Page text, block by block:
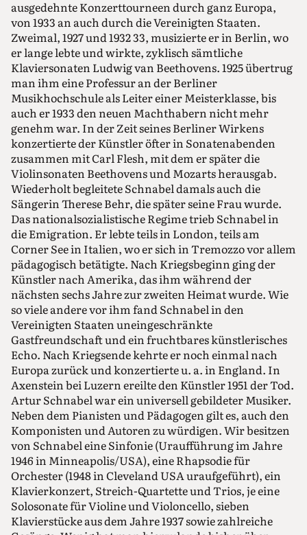
ausgedehnte Konzerttourneen durch ganz Europa,
von 1933 an auch durch die Vereinigten Staaten.
Zweimal, 1927 und 1932 33, musizierte er in Berlin, wo
er lange lebte und wirkte, zyklisch sämtliche
Klaviersonaten Ludwig van Beethovens. 1925 übertrug
man ihm eine Professur an der Berliner
Musikhochschule als Leiter einer Meisterklasse, bis
auch er 1933 den neuen Machthabern nicht mehr
genehm war. In der Zeit seines Berliner Wirkens
konzertierte der Künstler öfter in Sonatenabenden
zusammen mit Carl Flesh, mit dem er später die
Violinsonaten Beethovens und Mozarts herausgab.
Wiederholt begleitete Schnabel damals auch die
Sängerin Therese Behr, die später seine Frau wurde.
Das nationalsozialistische Regime trieb Schnabel in
die Emigration. Er lebte teils in London, teils am
Corner See in Italien, wo er sich in Tremozzo vor allem
pädagogisch betätigte. Nach Kriegsbeginn ging der
Künstler nach Amerika, das ihm während der
nächsten sechs Jahre zur zweiten Heimat wurde. Wie
so viele andere vor ihm fand Schnabel in den
Vereinigten Staaten uneingeschränkte
Gastfreundschaft und ein fruchtbares künstlerisches
Echo. Nach Kriegsende kehrte er noch einmal nach
Europa zurück und konzertierte u. a. in England. In
Axenstein bei Luzern ereilte den Künstler 1951 der Tod.
Artur Schnabel war ein universell gebildeter Musiker.
Neben dem Pianisten und Pädagogen gilt es, auch den
Komponisten und Autoren zu würdigen. Wir besitzen
von Schnabel eine Sinfonie (Uraufführung im Jahre
1946 in Minneapolis/USA), eine Rhapsodie für
Orchester (1948 in Cleveland USA uraufgeführt), ein
Klavierkonzert, Streich-Quartette und Trios, je eine
Solosonate für Violine und Violoncello, sieben
Klavierstücke aus dem Jahre 1937 sowie zahlreiche